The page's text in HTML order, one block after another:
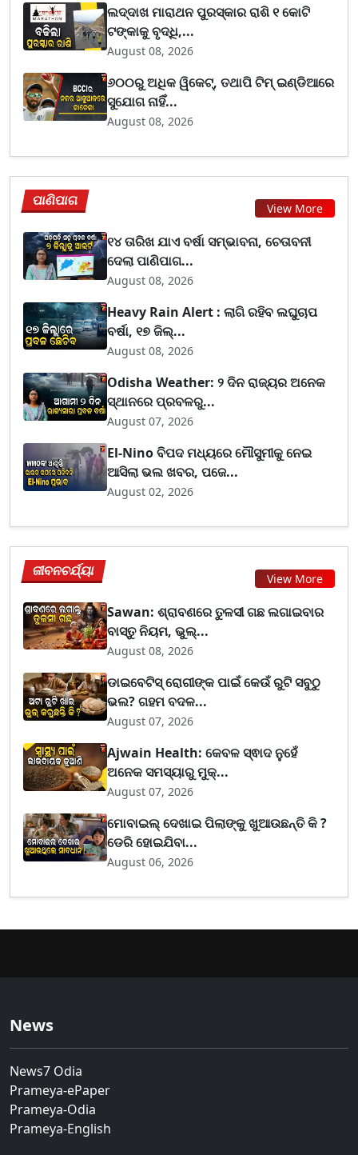
ଲଦ୍ଦାଖ ମାରାଥନ ପୁରସ୍କାର ରାଶି ୧ କୋଟି
ଟଙ୍କାକୁ ବୃଦ୍ଧି,...
August 08, 2026
୬୦୦ରୁ ଅଧିକ ୱିକେଟ୍, ତଥାପି ଟିମ୍ ଇଣ୍ଡିଆରେ
ସୁଯୋଗ ନାହିଁ...
August 08, 2026
ପାଣିପାଗ View More
୧୪ ତାରିଖ ଯାଏ ବର୍ଷା ସମ୍ଭାବନା, ଚେତାବନୀ
ଦେଲା ପାଣିପାଗ...
August 08, 2026
Heavy Rain Alert : ଲାଗି ରହିବ ଲଘୁଚାପ
ବର୍ଷା, ୧୭ ଜିଲ୍...
August 08, 2026
Odisha Weather: ୨ ଦିନ ରାଜ୍ୟର ଅନେକ
ସ୍ଥାନରେ ପ୍ରବଳରୁ...
August 07, 2026
El-Nino ବିପଦ ମଧ୍ୟରେ ମୌସୁମୀକୁ ନେଇ
ଆସିଲା ଭଲ ଖବର, ପଜେ...
August 02, 2026
ଜୀବନଚର୍ଯ୍ୟା View More
Sawan: ଶ୍ରାବଣରେ ତୁଳସୀ ଗଛ ଲଗାଇବାର
ବାସ୍ତୁ ନିୟମ, ଭୁଲ୍...
August 08, 2026
ଡାଇବେଟିସ୍ ରୋଗୀଙ୍କ ପାଇଁ କେଉଁ ରୁଟି ସବୁଠୁ
ଭଲ? ଗହମ ବଦଳ...
August 07, 2026
Ajwain Health: କେବଳ ସ୍ଵାଦ ନୁହେଁ
ଅନେକ ସମସ୍ୟାରୁ ମୁକ୍...
August 07, 2026
ମୋବାଇଲ୍ ଦେଖାଇ ପିଲାଙ୍କୁ ଖୁଆଉଛନ୍ତି କି ?
ଡେରି ହୋଇଯିବା...
August 06, 2026
News
News7 Odia
Prameya-ePaper
Prameya-Odia
Prameya-English